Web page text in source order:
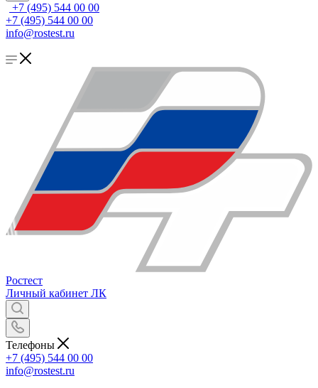
+7 (495) 544 00 00
+7 (495) 544 00 00
info@rostest.ru
Ростест
Личный кабинет ЛК
Телефоны
+7 (495) 544 00 00
info@rostest.ru